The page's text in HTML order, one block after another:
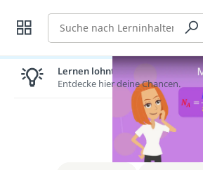
Suche
Lernen lohnt sich!
Entdecke hier deine Chancen.